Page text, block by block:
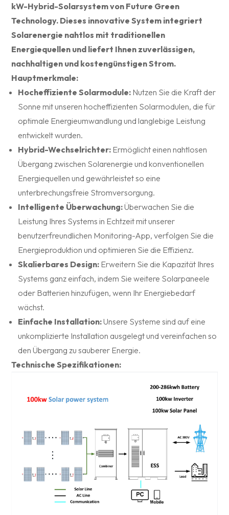
kW-Hybrid-Solarsystem von Future Green
Technology. Dieses innovative System integriert
Solarenergie nahtlos mit traditionellen
Energiequellen und liefert Ihnen zuverlässigen,
nachhaltigen und kostengünstigen Strom.
Hauptmerkmale:
Hocheffiziente Solarmodule: Nutzen Sie die Kraft der
Sonne mit unseren hocheffizienten Solarmodulen, die für
optimale Energieumwandlung und langlebige Leistung
entwickelt wurden.
Hybrid-Wechselrichter: Ermöglicht einen nahtlosen
Übergang zwischen Solarenergie und konventionellen
Energiequellen und gewährleistet so eine
unterbrechungsfreie Stromversorgung.
Intelligente Überwachung:Überwachen Sie die
Leistung Ihres Systems in Echtzeit mit unserer
benutzerfreundlichen Monitoring-App, verfolgen Sie die
Energieproduktion und optimieren Sie die Effizienz.
Skalierbares Design: Erweitern Sie die Kapazität Ihres
Systems ganz einfach, indem Sie weitere Solarpaneele
oder Batterien hinzufügen, wenn Ihr Energiebedarf
wächst.
Einfache Installation:Unsere Systeme sind auf eine
unkomplizierte Installation ausgelegt und vereinfachen so
den Übergang zu sauberer Energie.
Technische Spezifikationen: